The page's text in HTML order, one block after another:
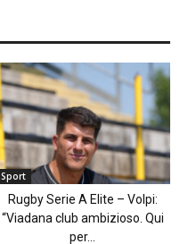
Sport
Rugby Serie A Elite – Volpi:
“Viadana club ambizioso. Qui
per...